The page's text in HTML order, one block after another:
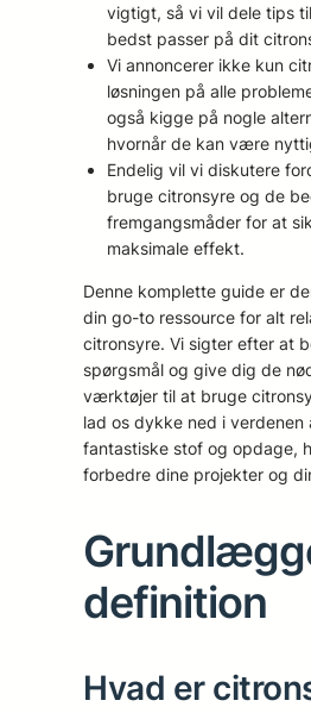
vigtigt, så vi vil dele tips
bedst passer på dit
Vi annoncerer ikke kun
løsningen på alle
også kigge på nogle
hvornår de kan være
Endelig vil vi diskutere
bruge citronsyre og de
fremgangsmåder for at
maksimale effekt.
Denne komplette guide er
din go-to ressource for alt
citronsyre. Vi sigter efter at
spørgsmål og give dig de
værktøjer til at bruge
lad os dykke ned i verdenen
fantastiske stof og opdage,
forbedre dine projekter og
definition
Hvad er